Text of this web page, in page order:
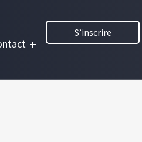
S’inscrire